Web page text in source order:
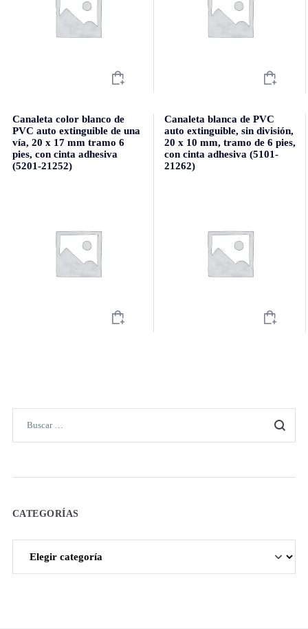
Canaleta color blanco de
PVC auto extinguible de una
vía, 20 x 17 mm tramo 6
pies, con cinta adhesiva
(5201-21252)
Canaleta blanca de PVC
auto extinguible, sin división,
20 x 10 mm, tramo de 6 pies,
con cinta adhesiva (5101-
21262)
CATEGORÍAS